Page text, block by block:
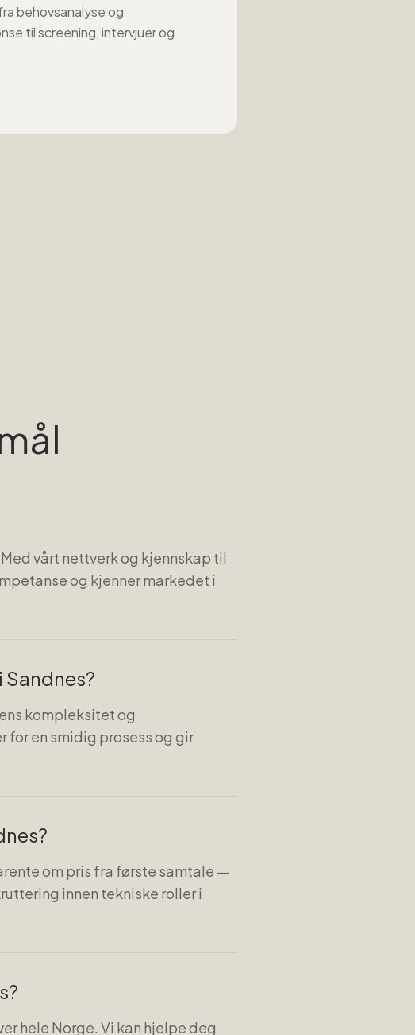
behovsanalyse og
til screening, intervjuer og
vårt nettverk og kjennskap til
og kjenner markedet i
kompleksitet og
en smidig prosess og gir
om pris fra første samtale —
innen tekniske roller i
hele Norge. Vi kan hjelpe deg